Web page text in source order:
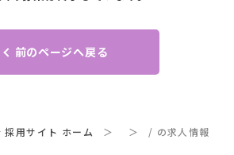
前のページへ戻る
採用サイト ホーム / の求人情報